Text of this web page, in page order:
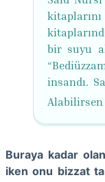
bir suyu
insandı.
Alabilirsen
Buraya kadar
iken onu bizzat